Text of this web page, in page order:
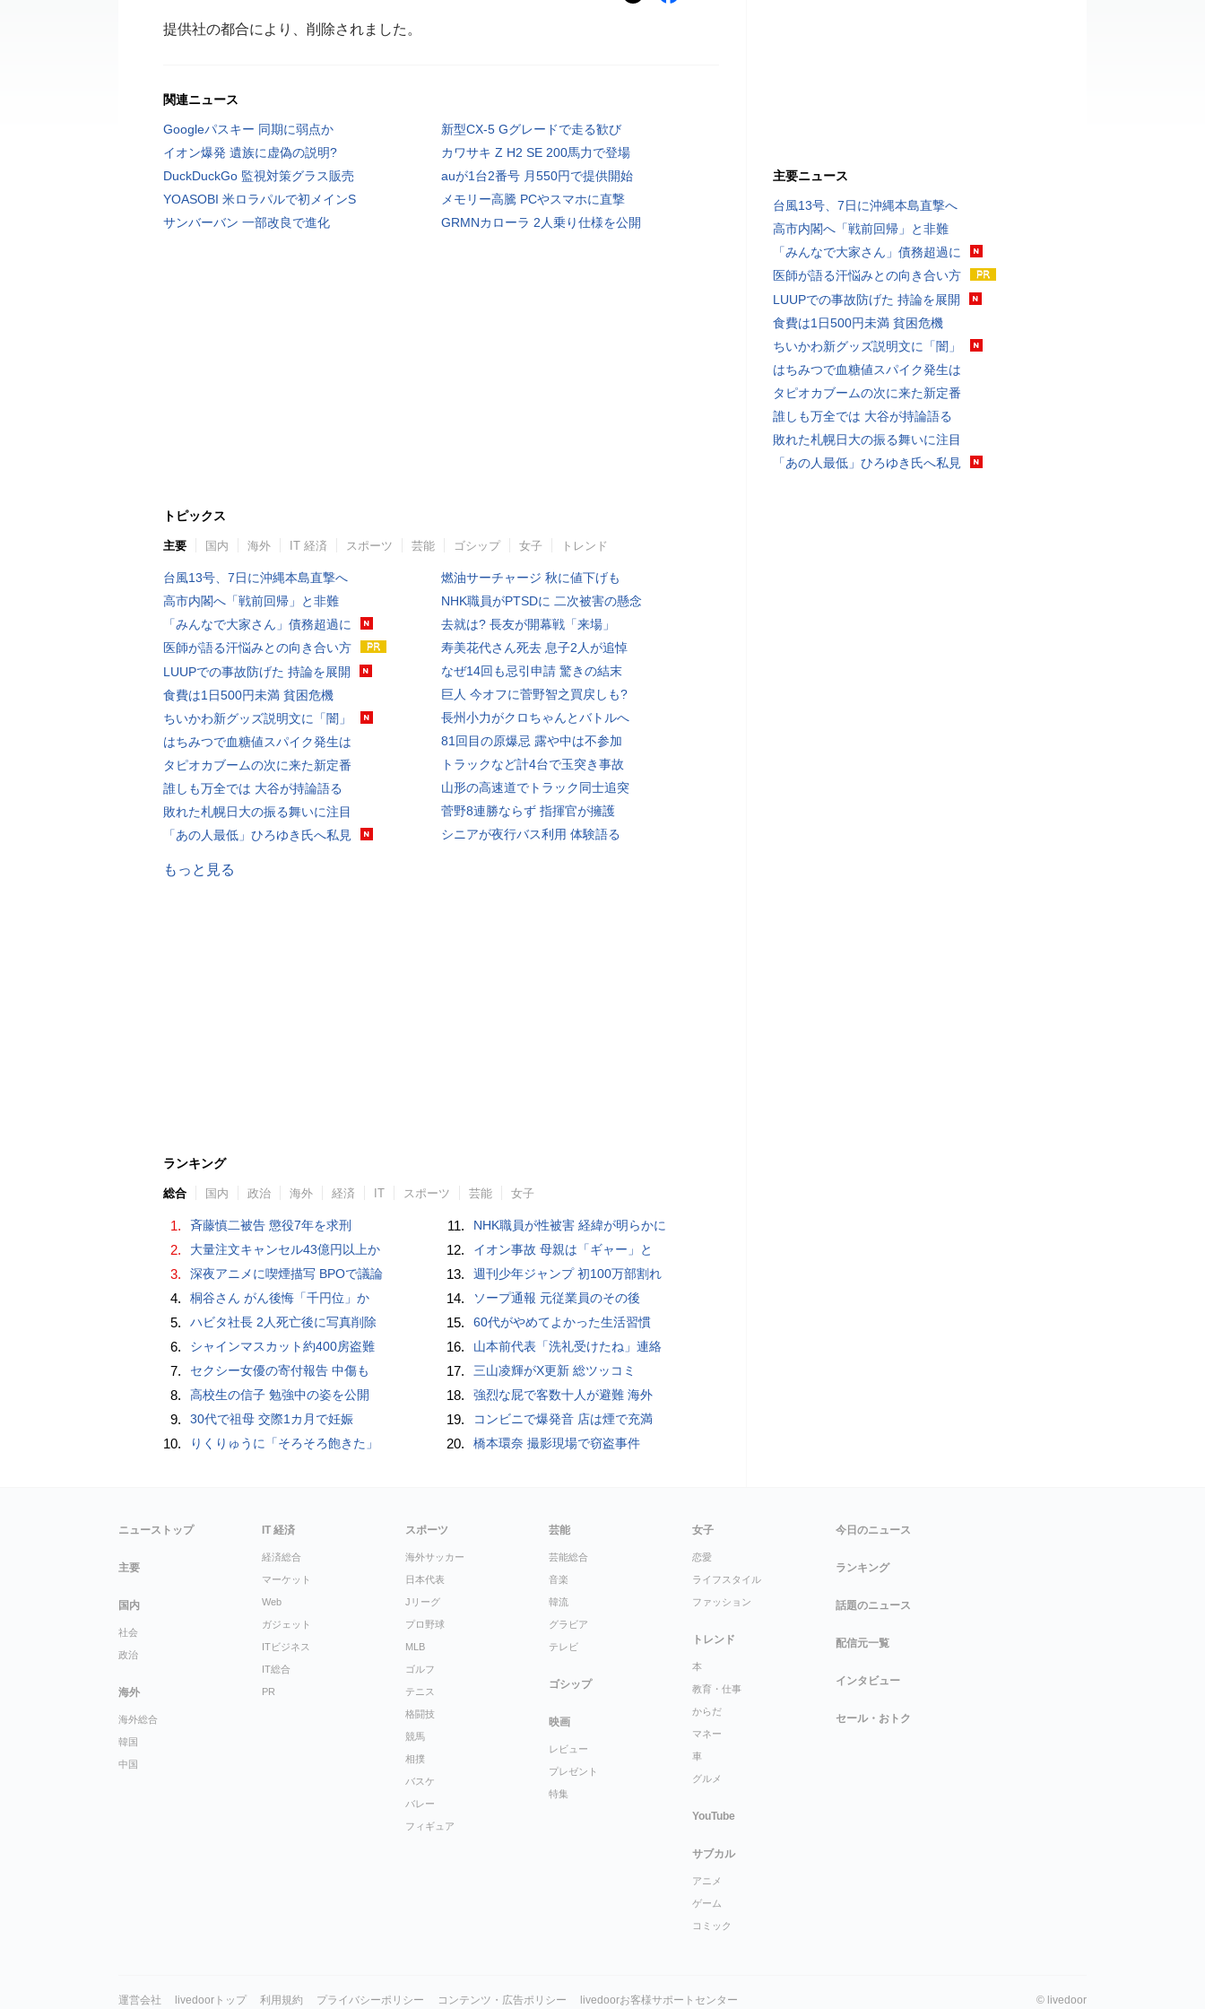
提供社の都合により、削除されました。
関連ニュース
Googleパスキー 同期に弱点か
新型CX-5 Gグレードで走る歓び
イオン爆発 遺族に虚偽の説明?
カワサキ Z H2 SE 200馬力で登場
DuckDuckGo 監視対策グラス販売
auが1台2番号 月550円で提供開始
YOASOBI 米ロラパルで初メインS
メモリー高騰 PCやスマホに直撃
サンバーバン 一部改良で進化
GRMNカローラ 2人乗り仕様を公開
トピックス
主要 国内 海外 IT 経済 スポーツ 芸能 ゴシップ 女子 トレンド
台風13号、7日に沖縄本島直撃へ
高市内閣へ「戦前回帰」と非難
「みんなで大家さん」債務超過に
医師が語る汗悩みとの向き合い方
LUUPでの事故防げた 持論を展開
食費は1日500円未満 貧困危機
ちいかわ新グッズ説明文に「闇」
はちみつで血糖値スパイク発生は
タピオカブームの次に来た新定番
誰しも万全では 大谷が持論語る
敗れた札幌日大の振る舞いに注目
「あの人最低」ひろゆき氏へ私見
燃油サーチャージ 秋に値下げも
NHK職員がPTSDに 二次被害の懸念
去就は? 長友が開幕戦「来場」
寿美花代さん死去 息子2人が追悼
なぜ14回も忌引申請 驚きの結末
巨人 今オフに菅野智之買戻しも?
長州小力がクロちゃんとバトルへ
81回目の原爆忌 露や中は不参加
トラックなど計4台で玉突き事故
山形の高速道でトラック同士追突
菅野8連勝ならず 指揮官が擁護
シニアが夜行バス利用 体験語る
もっと見る
ランキング
総合 国内 政治 海外 経済 IT スポーツ 芸能 女子
1. 斉藤慎二被告 懲役7年を求刑
2. 大量注文キャンセル43億円以上か
3. 深夜アニメに喫煙描写 BPOで議論
4. 桐谷さん がん後悔「千円位」か
5. ハビタ社長 2人死亡後に写真削除
6. シャインマスカット約400房盗難
7. セクシー女優の寄付報告 中傷も
8. 高校生の信子 勉強中の姿を公開
9. 30代で祖母 交際1カ月で妊娠
10. りくりゅうに「そろそろ飽きた」
11. NHK職員が性被害 経緯が明らかに
12. イオン事故 母親は「ギャー」と
13. 週刊少年ジャンプ 初100万部割れ
14. ソープ通報 元従業員のその後
15. 60代がやめてよかった生活習慣
16. 山本前代表「洗礼受けたね」連絡
17. 三山凌輝がX更新 総ツッコミ
18. 強烈な屁で客数十人が避難 海外
19. コンビニで爆発音 店は煙で充満
20. 橋本環奈 撮影現場で窃盗事件
主要ニュース
台風13号、7日に沖縄本島直撃へ
高市内閣へ「戦前回帰」と非難
「みんなで大家さん」債務超過に
医師が語る汗悩みとの向き合い方
LUUPでの事故防げた 持論を展開
食費は1日500円未満 貧困危機
ちいかわ新グッズ説明文に「闇」
はちみつで血糖値スパイク発生は
タピオカブームの次に来た新定番
誰しも万全では 大谷が持論語る
敗れた札幌日大の振る舞いに注目
「あの人最低」ひろゆき氏へ私見
ニューストップ
主要
国内
社会
政治
海外
海外総合
韓国
中国
IT 経済
経済総合
マーケット
Web
ガジェット
ITビジネス
IT総合
PR
スポーツ
海外サッカー
日本代表
Jリーグ
プロ野球
MLB
ゴルフ
テニス
格闘技
競馬
相撲
バスケ
バレー
フィギュア
芸能
芸能総合
音楽
韓流
グラビア
テレビ
ゴシップ
映画
レビュー
プレゼント
特集
女子
恋愛
ライフスタイル
ファッション
トレンド
本
教育・仕事
からだ
マネー
車
グルメ
YouTube
サブカル
アニメ
ゲーム
コミック
今日のニュース
ランキング
話題のニュース
配信元一覧
インタビュー
セール・おトク
運営会社 livedoorトップ 利用規約 プライバシーポリシー コンテンツ・広告ポリシー livedoorお客様サポートセンター © livedoor